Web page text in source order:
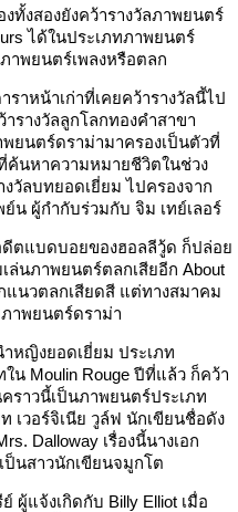
ทั้งสองยังคว้ารางวัลภาพยนตร์
ได้ในประเภทภาพยนตร์
าพยนตร์เพลงหรือตลก
าหน้าเก่าที่เคยคว้ารางวัลนี้ไป
รางวัลลูกโลกทองคำสาขา
ยนตร์ดราม่ามาครองเป็นตัวที่
ค้นหาความหมายชีวิตในช่วง
วัลบทยอดเยี่ยม ไปครองจาก
ย์น ผู้กำกับร่วมกับ จิม เทย์เลอร์
ดีตแบดบอยของฮอลลีวู้ด ก็ปล่อย
ล่นภาพยนตร์ตลกเสียอีก About
แนวตลกเสียดสี แต่ทางสมาคม
าพยนตร์ดราม่า
หญิงยอดเยี่ยม ประเภท
น Moulin Rouge ปีที่แล้ว ก็คว้า
ราวนี้เป็นภาพยนตร์ประเภท
เวอร์จิเนีย วูล์ฟ นักเขียนชื่อดัง
Dalloway เรื่องนี้นางเอก
ป็นสาวนักเขียนจมูกโต
ผู้แจ้งเกิดกับ Billy Elliot เมื่อ